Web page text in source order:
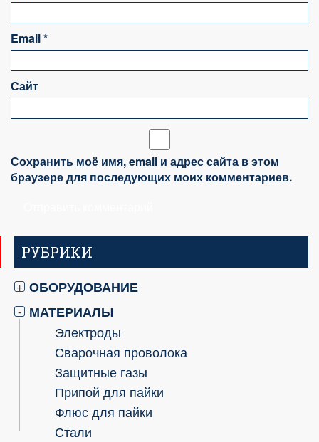
Email*
Сайт
Сохранить моё имя, email и адрес сайта в этом
браузере для последующих моих комментариев.
РУБРИКИ
+ ОБОРУДОВАНИЕ
- МАТЕРИАЛЫ
Электроды
Сварочная проволока
Защитные газы
Припой для пайки
Флюс для пайки
Стали